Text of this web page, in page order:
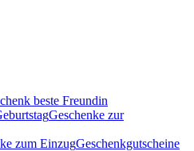
beste Freundin
Geschenke zur
zum EinzugGeschenkgutscheine